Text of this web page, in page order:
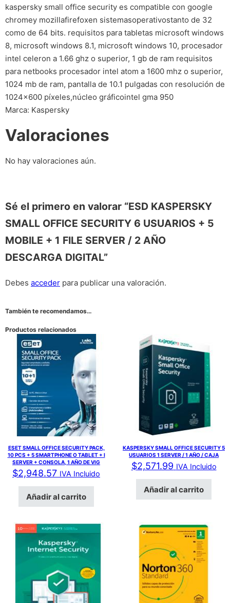
kaspersky small office security es compatible con google
chromey mozillafirefoxen sistemasoperativostanto de 32
como de 64 bits. requisitos para tabletas microsoft windows
8, microsoft windows 8.1, microsoft windows 10, procesador
intel celeron a 1.66 ghz o superior, 1 gb de ram requisitos
para netbooks procesador intel atom a 1600 mhz o superior,
1024 mb de ram, pantalla de 10.1 pulgadas con resolución de
1024×600 píxeles,núcleo gráficointel gma 950
Marca: Kaspersky
Valoraciones
No hay valoraciones aún.
Sé el primero en valorar “ESD KASPERSKY
SMALL OFFICE SECURITY 6 USUARIOS + 5
MOBILE + 1 FILE SERVER / 2 AÑO
DESCARGA DIGITAL”
Debes acceder para publicar una valoración.
También te recomendamos…
Productos relacionados
ESET SMALL OFFICE SECURITY PACK,
10 PCS + 5 SMARTPHONE O TABLET + I
SERVER + CONSOLA, 1 AÑO DE VIG
$2,948.57 IVA Incluido
Añadir al carrito
KASPERSKY SMALL OFFICE SECURITY 5
USUARIOS 1 SERVER / 1 AÑO / CAJA
$2,571.99 IVA Incluido
Añadir al carrito